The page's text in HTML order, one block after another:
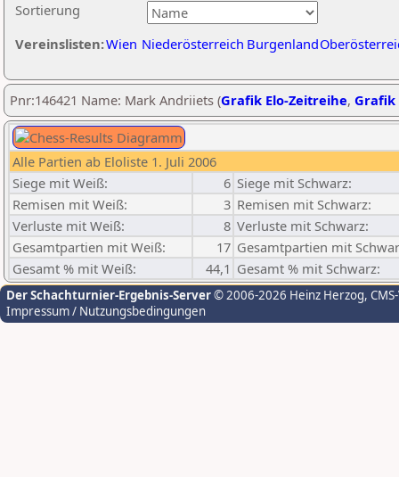
Sortierung
Vereinslisten:Wien Niederösterreich Burgenland
Pnr:146421 Name: Mark Andriiets (Grafik Elo-Zeitreihe, Grafik
Alle Partien ab Eloliste 1. Juli 2006
Siege mit Weiß:
6 Siege mit Schwarz:
Remisen mit Weiß:
3 Remisen mit Schwarz:
Verluste mit Weiß:
8 Verluste mit Schwarz:
Gesamtpartien mit Weiß:
17 Gesamtpartien mit
Gesamt % mit Weiß:
44,1 Gesamt % mit Schwarz:
Der Schachturnier-Ergebnis-Server© 2006-2026 Heinz Herzog,
Impressum / Nutzungsbedingungen